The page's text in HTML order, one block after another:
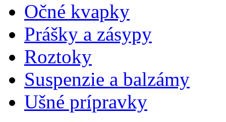
Očné kvapky
Prášky a zásypy
Roztoky
Suspenzie a balzámy
Ušné prípravky